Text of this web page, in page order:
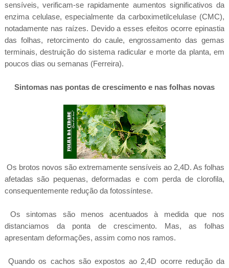
sensíveis, verificam-se rapidamente aumentos significativos da
enzima celulase, especialmente da carboximetilcelulase (CMC),
notadamente nas raízes. Devido a esses efeitos ocorre epinastia
das folhas, retorcimento do caule, engrossamento das gemas
terminais, destruição do sistema radicular e morte da planta, em
poucos dias ou semanas (Ferreira).
Sintomas nas pontas de crescimento e nas folhas novas
Os brotos novos são extremamente sensíveis ao 2,4D. As folhas
afetadas são pequenas, deformadas e com perda de clorofila,
consequentemente redução da fotossíntese.
Os sintomas são menos acentuados à medida que nos
distanciamos da ponta de crescimento. Mas, as folhas
apresentam deformações, assim como nos ramos.
Quando os cachos são expostos ao 2,4D ocorre redução da